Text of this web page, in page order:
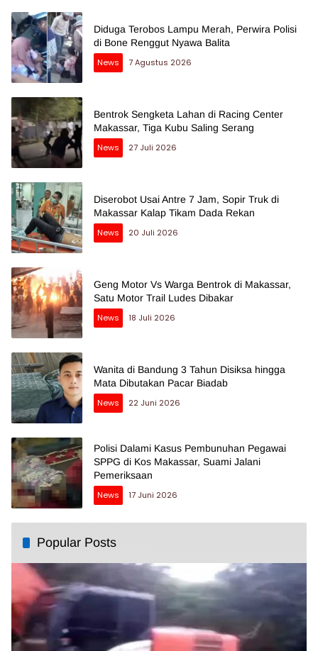
Diduga Terobos Lampu Merah, Perwira Polisi
di Bone Renggut Nyawa Balita
News
7 Agustus 2026
Bentrok Sengketa Lahan di Racing Center
Makassar, Tiga Kubu Saling Serang
News
27 Juli 2026
Diserobot Usai Antre 7 Jam, Sopir Truk di
Makassar Kalap Tikam Dada Rekan
News
20 Juli 2026
Geng Motor Vs Warga Bentrok di Makassar,
Satu Motor Trail Ludes Dibakar
News
18 Juli 2026
Wanita di Bandung 3 Tahun Disiksa hingga
Mata Dibutakan Pacar Biadab
News
22 Juni 2026
Polisi Dalami Kasus Pembunuhan Pegawai
SPPG di Kos Makassar, Suami Jalani
Pemeriksaan
News
17 Juni 2026
Popular Posts